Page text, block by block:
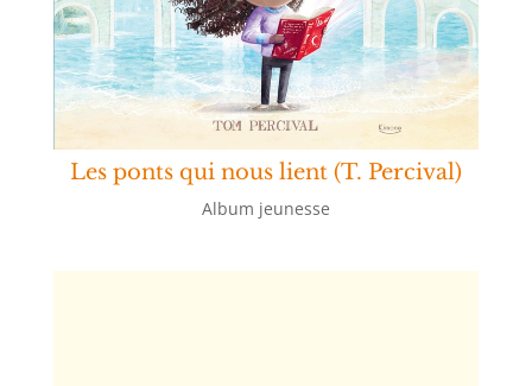
Les ponts qui nous lient (T. Percival)
Album jeunesse